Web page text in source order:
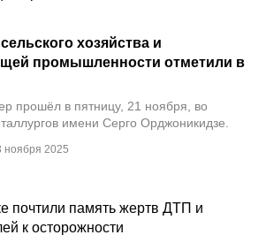
ноября 2025
хозяйства и
промышленности отметили в
прошёл в пятницу, 21 ноября, во
имени Серго Орджоникидзе.